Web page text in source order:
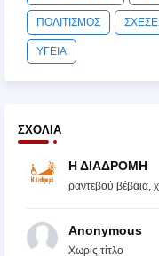
ΠΟΛΙΤΙΣΜΟΣ
ΥΓΕΙΑ
ΣΧΌΛΙΑ
Η ΔΙΑΔΡΟΜΗ
ραντεβού βέβαια,
Anonymous
Χωρίς τίτλο